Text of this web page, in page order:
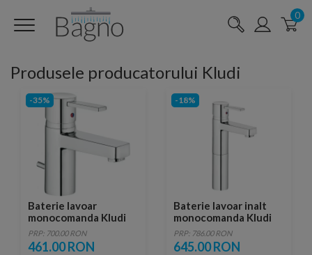
0
Produsele producatorului Kludi
-35%
Baterie lavoar
monocomanda Kludi
Zenta set scurgere cu
tija
PRP: 700.00 RON
461.00 RON
-18%
Baterie lavoar inalt
monocomanda Kludi
Zenta
PRP: 786.00 RON
645.00 RON